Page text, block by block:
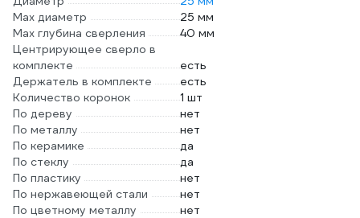
Max диаметр
25 мм
Max глубина сверления
40 мм
Центрирующее сверло в
комплекте
есть
Держатель в комплекте
есть
Количество коронок
1 шт
По дереву
нет
По металлу
нет
По керамике
да
По стеклу
да
По пластику
нет
По нержавеющей стали
нет
По цветному металлу
нет